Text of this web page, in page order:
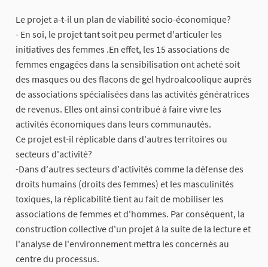
Le projet a-t-il un plan de viabilité socio-économique?
- En soi, le projet tant soit peu permet d'articuler les
initiatives des femmes .En effet, les 15 associations de
femmes engagées dans la sensibilisation ont acheté soit
des masques ou des flacons de gel hydroalcoolique auprès
de associations spécialisées dans las activités génératrices
de revenus. Elles ont ainsi contribué à faire vivre les
activités économiques dans leurs communautés.
Ce projet est-il réplicable dans d'autres territoires ou
secteurs d'activité?
-Dans d'autres secteurs d'activités comme la défense des
droits humains (droits des femmes) et les masculinités
toxiques, la réplicabilité tient au fait de mobiliser les
associations de femmes et d'hommes. Par conséquent, la
construction collective d'un projet à la suite de la lecture et
l'analyse de l'environnement mettra les concernés au
centre du processus.